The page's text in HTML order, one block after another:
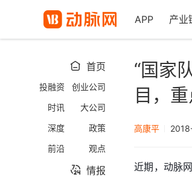
APP 产业
 首页
投融资
创业公司
时讯
大公司
深度
政策
前沿
观点
 情报
“国家
目，
高康平
近期，动脉